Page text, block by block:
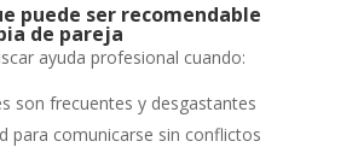
puede ser recomendable
de pareja
ayuda profesional cuando:
son frecuentes y desgastantes
para comunicarse sin conflictos